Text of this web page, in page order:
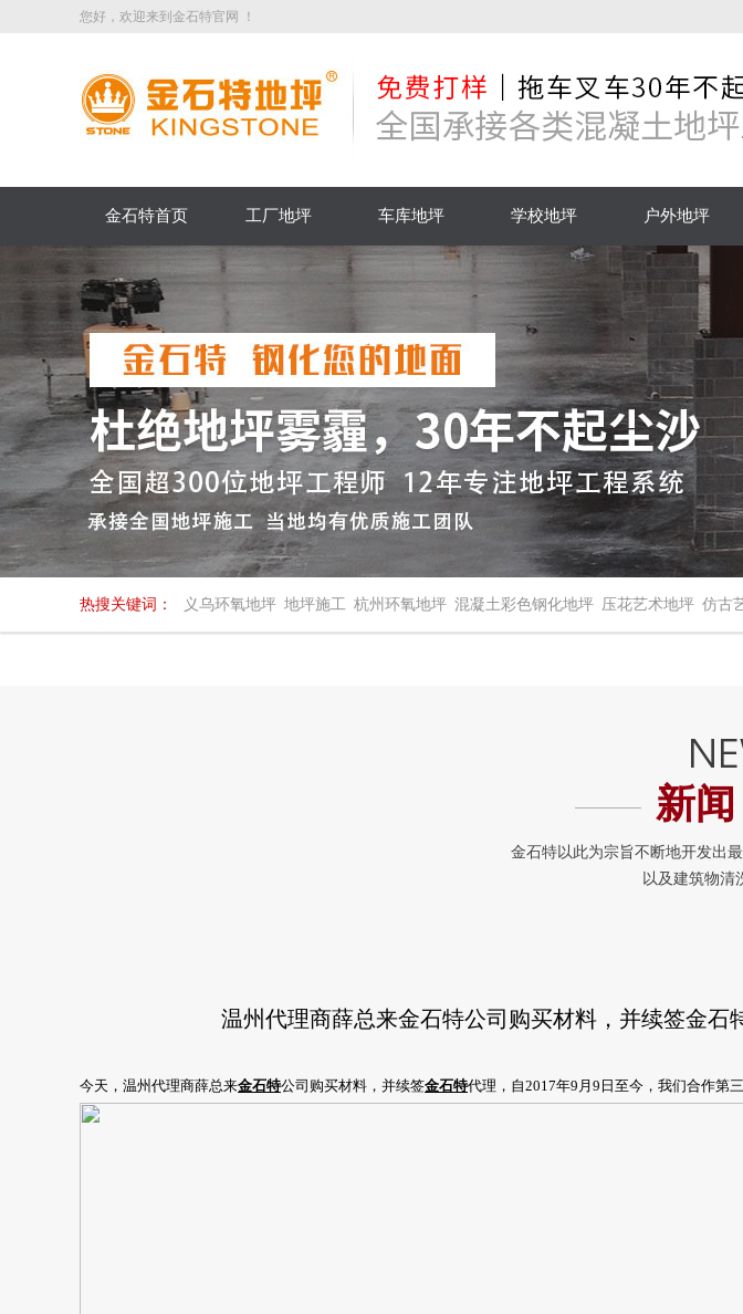
您好，欢迎来到金石特官网 ！
金石特首页 工厂地坪 车库地坪 学校地坪 户外地坪
热搜关键词： 义乌环氧地坪 地坪施工 杭州环氧地坪 混凝土彩色钢化地坪 压花艺术地坪 仿古
新闻
温州代理商薛总来金石特公司购买材料，并续签金石
今天，温州代理商薛总来金石特公司购买材料，并续签金石特代理，自2017年9月9日至今，我们合作第